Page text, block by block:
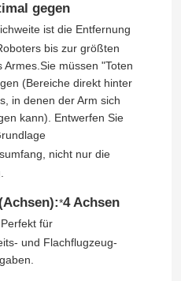
gegen
ist die Entfernung
bis zur größten
müssen "Toten
(Bereiche direkt hinter
in denen der Arm sich
kann). Entwerfen Sie
nicht nur die
*4 Achsen
Perfekt für
und Flachflugzeug-